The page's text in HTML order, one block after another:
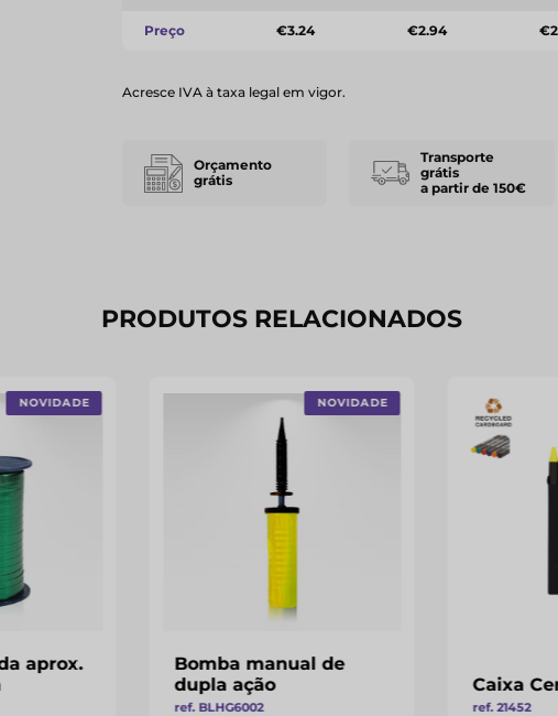
Preço €3.24 €2.94
Acresce IVA à taxa legal em vigor.
Orçamento
grátis
Transporte
grátis
a partir de 150€
PRODUTOS RELACIONADOS
NOVIDADE
aprox.
NOVIDADE
Bomba manual de
dupla ação
ref. BLHG6002
Caixa
ref. 21452